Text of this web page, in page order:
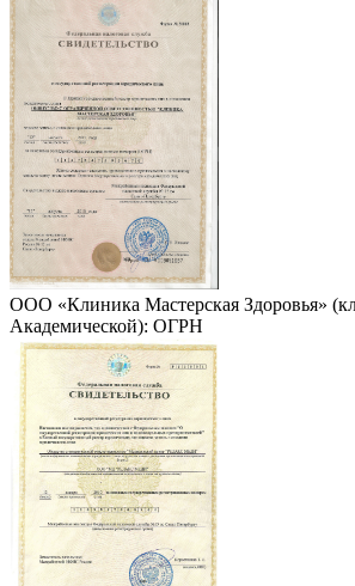
ООО «Клиника Мастерская Здоровья»
Академической): ОГРН